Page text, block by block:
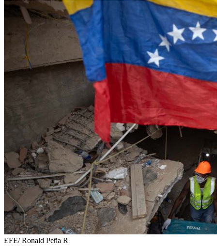
EFE/ Ronald Peña R